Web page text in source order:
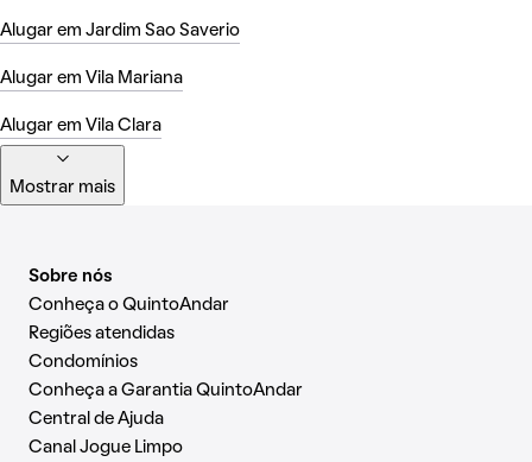
Alugar em Jardim Sao Saverio
Alugar em Vila Mariana
Alugar em Vila Clara
Mostrar mais
Sobre nós
Conheça o QuintoAndar
Regiões atendidas
Condomínios
Conheça a Garantia QuintoAndar
Central de Ajuda
Canal Jogue Limpo